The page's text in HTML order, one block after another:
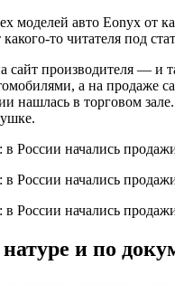
моделей авто Eonyx от
то читателя под
сайт производителя — и
а на продаже
нашлась в торговом
и по